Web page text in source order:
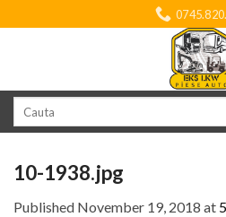
to
10-1938.jpg
Published November 19, 2018 at